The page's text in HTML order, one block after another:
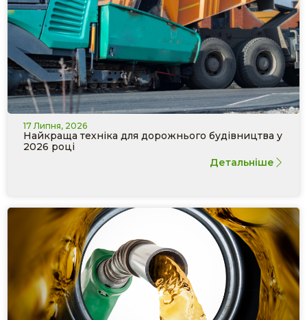
17 Липня, 2026
Найкраща техніка для дорожнього будівництва у
2026 році
Детальніше